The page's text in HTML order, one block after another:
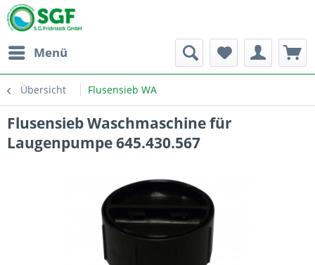
Menü
Übersicht Flusensieb WA
Flusensieb Waschmaschine für
Laugenpumpe 645.430.567